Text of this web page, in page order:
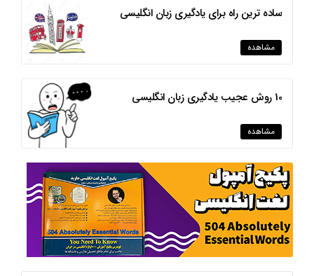
ساده ترین راه برای یادگیری زبان انگلیسی
مشاهده
10 روش عجیب یادگیری زبان انگلیسی
مشاهده